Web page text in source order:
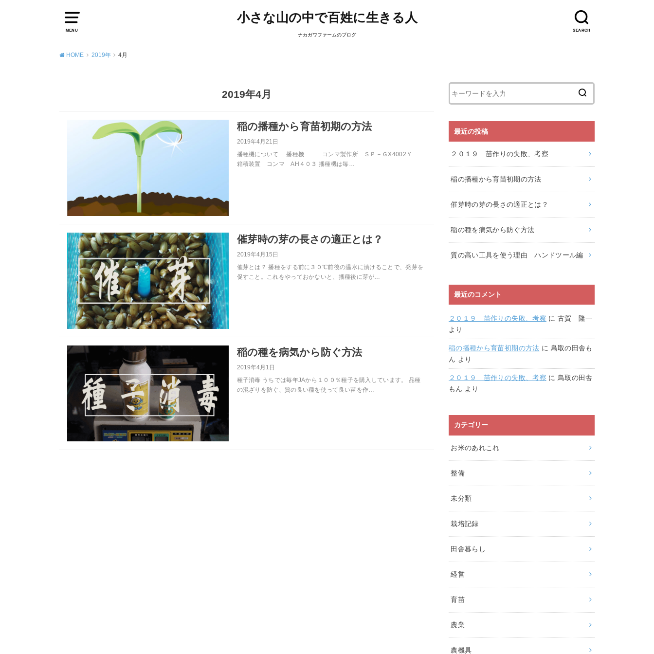
MENU SEARCH
小さな山の中で百姓に生きる人
ナカガワファームのブログ
HOME 2019年 4月
2019年4月
稲の播種から育苗初期の方法
2019年4月21日
播種機について 播種機 コンマ製作所 ＳＰ－ＧX4002Ｙ
箱積装置 コンマ AH４０３ 播種機は毎…
催芽時の芽の長さの適正とは？
2019年4月15日
催芽とは？ 播種をする前に３０℃前後の温水に漬けることで、発芽を
促すこと。これをやっておかないと、播種後に芽が…
稲の種を病気から防ぐ方法
2019年4月1日
種子消毒 うちでは毎年JAから１００％種子を購入しています。 品種
の混ざりを防ぐ、質の良い種を使って良い苗を作…
最近の投稿
２０１９ 苗作りの失敗、考察
稲の播種から育苗初期の方法
催芽時の芽の長さの適正とは？
稲の種を病気から防ぐ方法
質の高い工具を使う理由 ハンドツール編
最近のコメント
２０１９ 苗作りの失敗、考察 に 古賀 隆一
より
稲の播種から育苗初期の方法 に 鳥取の田舎も
ん より
２０１９ 苗作りの失敗、考察 に 鳥取の田舎
もん より
カテゴリー
お米のあれこれ
整備
未分類
栽培記録
田舎暮らし
経営
育苗
農業
農機具